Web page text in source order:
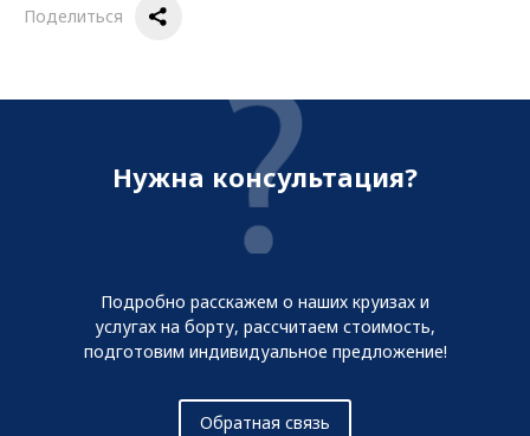
Поделиться
Нужна консультация?
Подробно расскажем о наших круизах и
услугах на борту, рассчитаем стоимость,
подготовим индивидуальное предложение!
Обратная связь